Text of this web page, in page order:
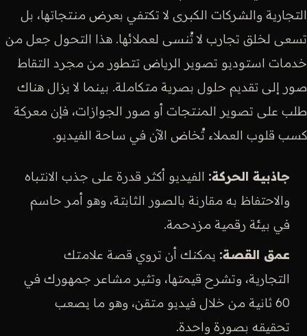
التجارية والشركات الكبرى لا تكتفي بعرض منتجاتها، بل
تسعى لخلق تجارب لا تُنسى لعملائها. هذا التحول جعل من
خدمات استوديو تصوير الرياض تتطور من مجرد التقاط
صور إلى تقديم حلول بصرية متكاملة. بينما لا يزال هناك
طلب على تصوير المنتجات أو صور الجوازات، فإن معركة
كسب قلوب العملاء تُخاض الآن في ساحة الفيديو.
جاذبية الحركة: الفيديو أكثر قدرة على جذب الانتباه
والاحتفاظ به مقارنة بالصور الثابتة، وهو أمر حاسم
في بيئة رقمية مزدحمة.
عمق القصة: يمكنك أن تروي قصة علامتك
التجارية، وتشرح قيمتها، وتثير مشاعر جمهورك في
60 ثانية من خلال فيديو متقن، وهو ما يصعب
تحقيقه بصورة واحدة.